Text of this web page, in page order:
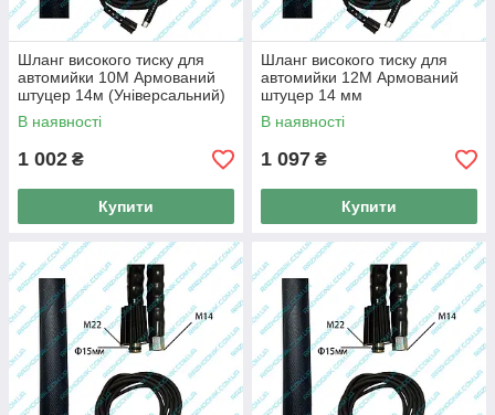
Шланг високого тиску для
автомийки 10M Армований
штуцер 14м (Універсальний)
В наявності
1 002 ₴
Купити
Шланг високого тиску для
автомийки 12M Армований
штуцер 14 мм
(Універсальний)
В наявності
1 097 ₴
Купити